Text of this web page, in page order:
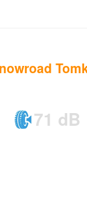
71 dB